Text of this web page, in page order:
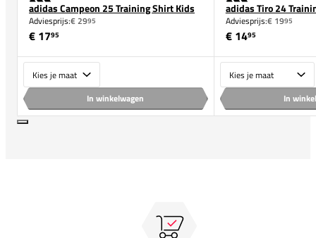
adidas Campeon 25 Training Shirt Kids
Adviesprijs:€ 2995
€ 1795
In winkelwagen
adidas Tiro 24
Adviesprijs:€ 1995
€ 1495
In